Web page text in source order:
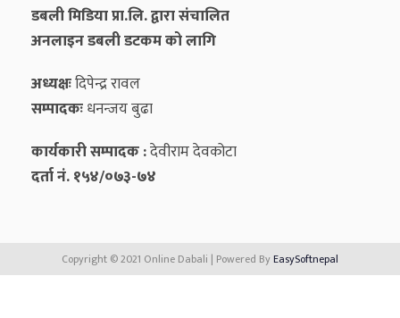
डबली मिडिया प्रा.लि. द्वारा संचालित
अनलाइन डबली डटकम को लागि
अध्यक्षःदिपेन्द्र रावल
सम्पादकःधनन्‍जय बुढा
कार्यकारी सम्पादक :देवीराम देवकोटा
दर्ता नं. १५४/०७३-७४
Copyright © 2021 Online Dabali | Powered ByEasySoftnepal